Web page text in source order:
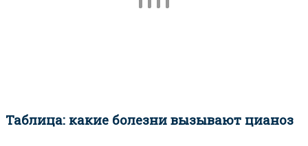
Таблица: какие болезни вызывают цианоз